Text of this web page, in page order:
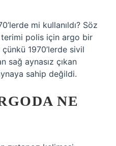
mi kullanıldı? Söz
terimi polis için argo bir
1970’lerde sivil
sağ aynasız çıkan
sahip değildi.
NE